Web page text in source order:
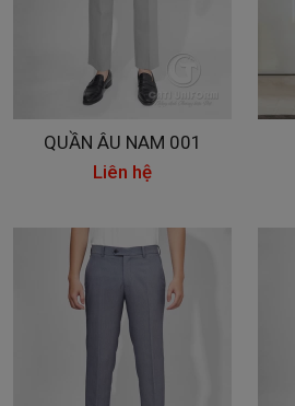
QUẦN ÂU NAM 001
Liên hệ